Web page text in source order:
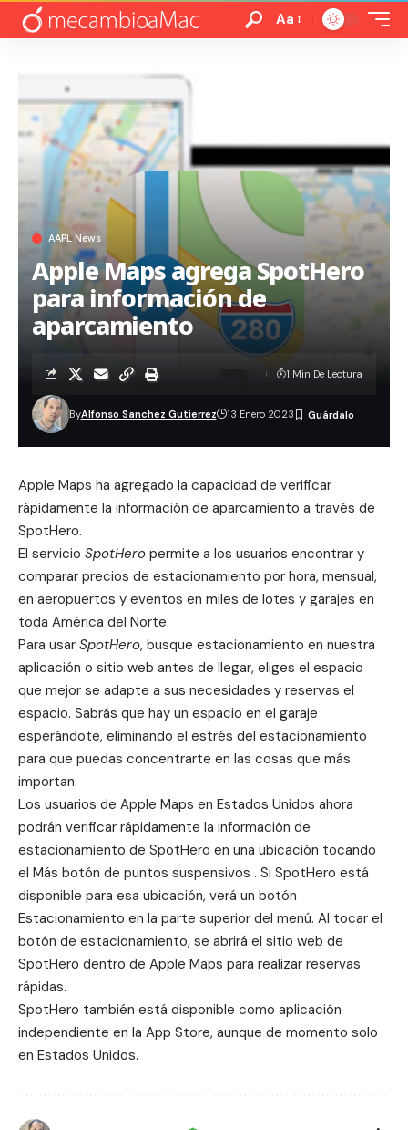
Aa
AAPL News
Apple Maps agrega SpotHero
para información de
aparcamiento
ByAlfonso Sanchez Gutierrez 13 Enero 2023
1 Min De Lectura
Apple Maps ha agregado la capacidad de verificar
rápidamente la información de aparcamiento a través de
SpotHero.
El servicio SpotHero permite a los usuarios encontrar y
comparar precios de estacionamiento por hora, mensual,
en aeropuertos y eventos en miles de lotes y garajes en
toda América del Norte.
Para usar SpotHero, busque estacionamiento en nuestra
aplicación o sitio web antes de llegar, eliges el espacio
que mejor se adapte a sus necesidades y reservas el
espacio. Sabrás que hay un espacio en el garaje
esperándote, eliminando el estrés del estacionamiento
para que puedas concentrarte en las cosas que más
importan.
Los usuarios de Apple Maps en Estados Unidos ahora
podrán verificar rápidamente la información de
estacionamiento de SpotHero en una ubicación tocando
el Más botón de puntos suspensivos . Si SpotHero está
disponible para esa ubicación, verá un botón
Estacionamiento en la parte superior del menú. Al tocar el
botón de estacionamiento, se abrirá el sitio web de
SpotHero dentro de Apple Maps para realizar reservas
rápidas.
SpotHero también está disponible como aplicación
independiente en la App Store, aunque de momento solo
en Estados Unidos.